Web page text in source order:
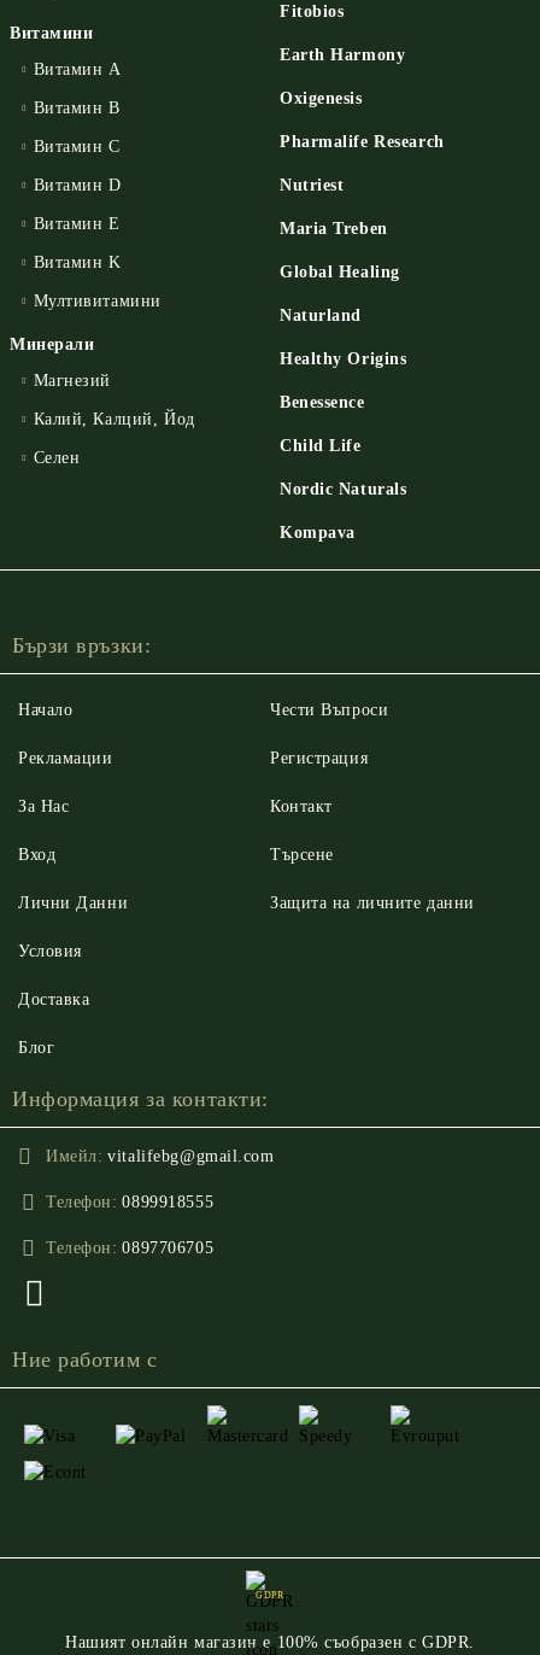
Витамини
Витамин А
Витамин B
Витамин C
Витамин D
Витамин E
Витамин K
Мултивитамини
Минерали
Магнезий
Калий, Калций, Йод
Селен
Fitobios
Earth Harmony
Oxigenesis
Pharmalife Research
Nutriest
Maria Treben
Global Healing
Naturland
Healthy Origins
Benessence
Child Life
Nordic Naturals
Kompava
Бързи връзки:
Начало
Рекламации
За Нас
Вход
Чести Въпроси
Регистрация
Контакт
Търсене
Лични Данни
Условия
Доставка
Блог
Защита на личните данни
Информация за контакти:
Имейл: vitalifebg@gmail.com
Телефон: 0899918555
Телефон: 0897706705
Ние работим с
GDPR
Нашият онлайн магазин е 100% съобразен с GDPR.